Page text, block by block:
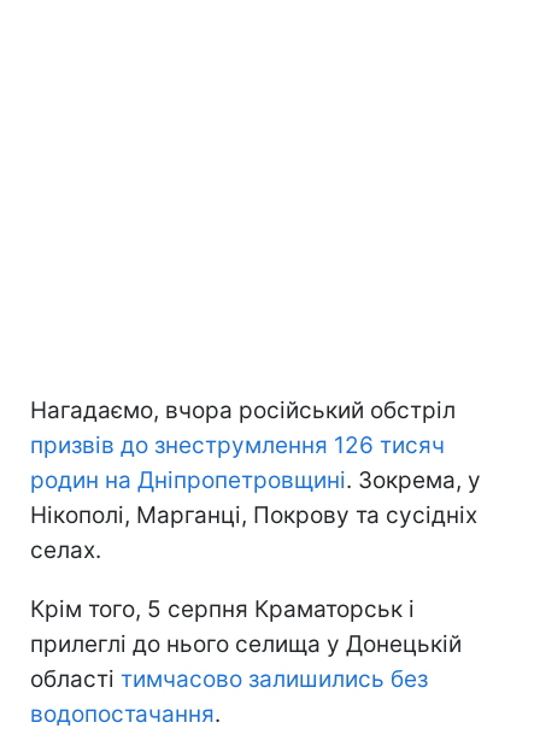
Нагадаємо, вчора російський обстріл
призвів до знеструмлення 126 тисяч
родин на Дніпропетровщині. Зокрема, у
Нікополі, Марганці, Покрову та сусідніх
селах.
Крім того, 5 серпня Краматорськ і
прилеглі до нього селища у Донецькій
області тимчасово залишились без
водопостачання.